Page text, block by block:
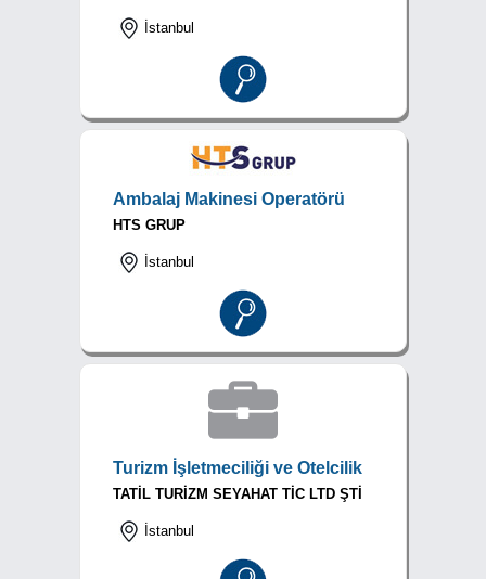
İstanbul
Ambalaj Makinesi Operatörü
HTS GRUP
İstanbul
Turizm İşletmeciliği ve Otelcilik
TATİL TURİZM SEYAHAT TİC LTD ŞTİ
İstanbul